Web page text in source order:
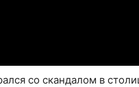
со скандалом в